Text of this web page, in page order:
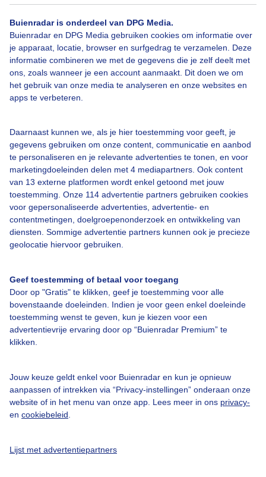
Buienradar is onderdeel van DPG Media.
Buienradar en DPG Media gebruiken cookies om informatie over
je apparaat, locatie, browser en surfgedrag te verzamelen. Deze
informatie combineren we met de gegevens die je zelf deelt met
ons, zoals wanneer je een account aanmaakt. Dit doen we om
het gebruik van onze media te analyseren en onze websites en
apps te verbeteren.
Daarnaast kunnen we, als je hier toestemming voor geeft, je
gegevens gebruiken om onze content, communicatie en aanbod
te personaliseren en je relevante advertenties te tonen, en voor
marketingdoeleinden delen met 4 mediapartners. Ook content
van 13 externe platformen wordt enkel getoond met jouw
toestemming. Onze 114 advertentie partners gebruiken cookies
voor gepersonaliseerde advertenties, advertentie- en
contentmetingen, doelgroepenonderzoek en ontwikkeling van
diensten. Sommige advertentie partners kunnen ook je precieze
geolocatie hiervoor gebruiken.
Geef toestemming of betaal voor toegang
Door op "Gratis" te klikken, geef je toestemming voor alle
bovenstaande doeleinden. Indien je voor geen enkel doeleinde
toestemming wenst te geven, kun je kiezen voor een
advertentievrije ervaring door op “Buienradar Premium” te
klikken.
Jouw keuze geldt enkel voor Buienradar en kun je opnieuw
aanpassen of intrekken via “Privacy-instellingen” onderaan onze
website of in het menu van onze app. Lees meer in ons privacy-
en cookiebeleid
Lijst met advertentiepartners
Hogeretemperaturen Bijvoereneekhoornsinpaartijd
Regen
Een moment geduld aub...
Over Buienradar
Bedrijfsgegevens
Veelgestelde vragen
Toegankelijkheid
Gebruikersvoorwaarden
Adverteren